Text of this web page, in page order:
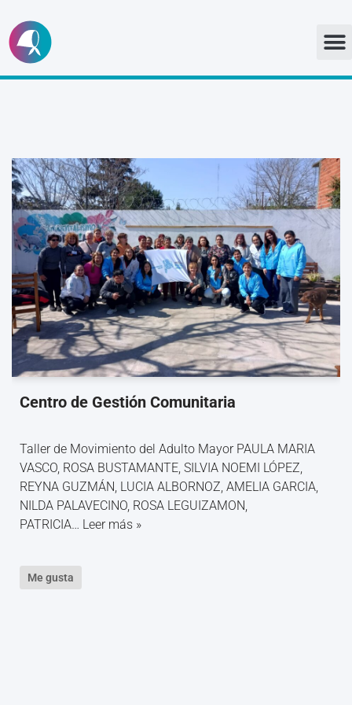
Ir
al
Centro de Gestión Comunitaria
Taller de Movimiento del Adulto Mayor PAULA MARIA
VASCO, ROSA BUSTAMANTE, SILVIA NOEMI LÓPEZ,
REYNA GUZMÁN, LUCIA ALBORNOZ, AMELIA GARCIA,
NILDA PALAVECINO, ROSA LEGUIZAMON,
PATRICIA… Leer más »
Me gusta